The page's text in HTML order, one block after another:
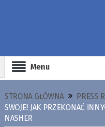
Menu
STRONA GŁÓWNA PRESS
SWOJE! JAK PRZEKONAĆ
NASHER